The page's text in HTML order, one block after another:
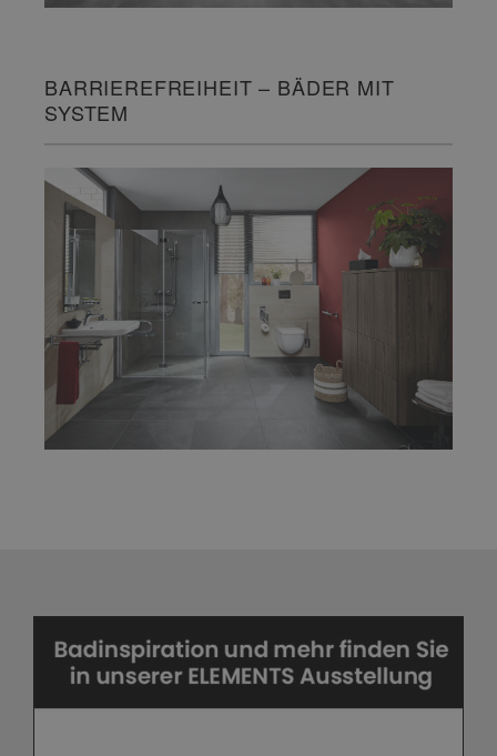
BARRIEREFREIHEIT – BÄDER MIT
SYSTEM